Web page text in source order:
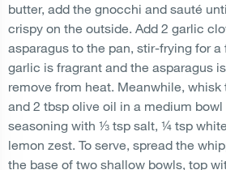
butter, add the gnocchi and sauté
crispy on the outside. Add 2 garlic
asparagus to the pan, stir-frying for
garlic is fragrant and the asparagus
remove from heat. Meanwhile,
and 2 tbsp olive oil in a medium
seasoning with ⅓ tsp salt, ¼ tsp
lemon zest. To serve, spread the
the base of two shallow bowls, top